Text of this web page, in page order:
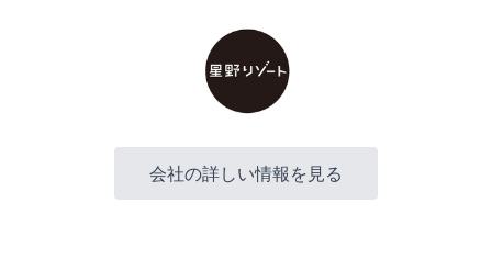
会社の詳しい情報を見る